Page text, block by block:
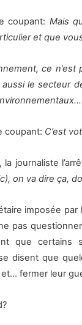
coupant: Mais
et que
ce
aussi le secteur
coupant: C’est
la journaliste
on va dire ça,
imposée par
pas
que certains
disent que
fermer leur